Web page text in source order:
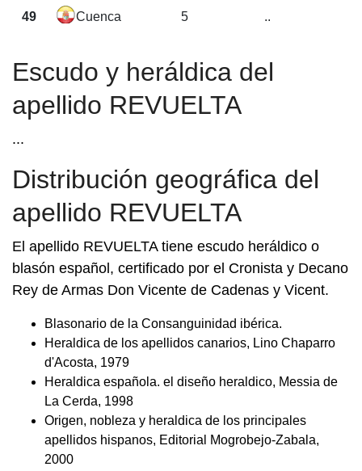
49 Cuenca 5 ..
Escudo y heráldica del
apellido REVUELTA
...
Distribución geográfica del
apellido REVUELTA
El apellido REVUELTA tiene escudo heráldico o
blasón español, certificado por el Cronista y Decano
Rey de Armas Don Vicente de Cadenas y Vicent.
Blasonario de la Consanguinidad ibérica.
Heraldica de los apellidos canarios, Lino Chaparro
d'Acosta, 1979
Heraldica española. el diseño heraldico, Messia de
La Cerda, 1998
Origen, nobleza y heraldica de los principales
apellidos hispanos, Editorial Mogrobejo-Zabala,
2000